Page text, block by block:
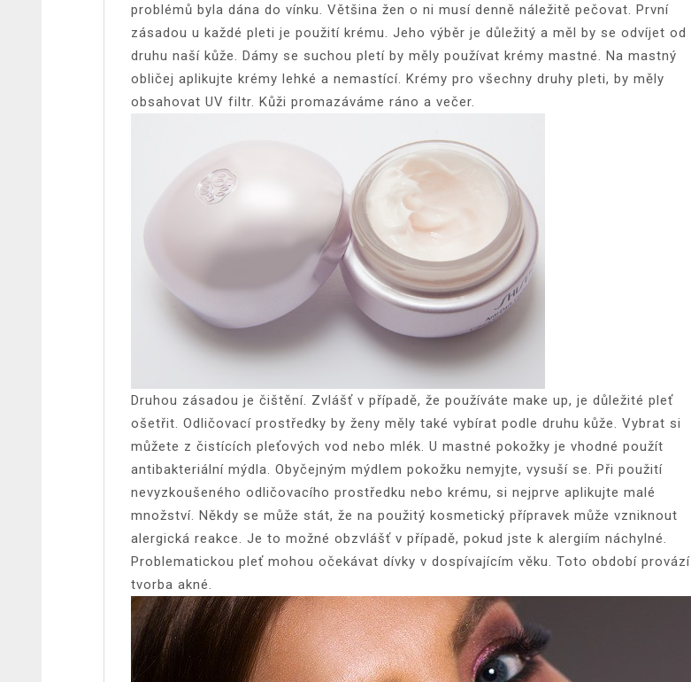
problémů byla dána do vínku. Většina žen o ni musí denně náležitě pečovat. První
zásadou u každé pleti je použití krému. Jeho výběr je důležitý a měl by se odvíjet od
druhu naší kůže. Dámy se suchou pletí by měly používat krémy mastné. Na mastný
obličej aplikujte krémy lehké a nemastící. Krémy pro všechny druhy pleti, by měly
obsahovat UV filtr. Kůži promazáváme ráno a večer.
Druhou zásadou je čištění. Zvlášť v případě, že používáte make up, je důležité pleť
ošetřit. Odličovací prostředky by ženy měly také vybírat podle druhu kůže. Vybrat si
můžete z čistících pleťových vod nebo mlék. U mastné pokožky je vhodné použít
antibakteriální mýdla. Obyčejným mýdlem pokožku nemyjte, vysuší se. Při použití
nevyzkoušeného odličovacího prostředku nebo krému, si nejprve aplikujte malé
množství. Někdy se může stát, že na použitý kosmetický přípravek může vzniknout
alergická reakce. Je to možné obzvlášť v případě, pokud jste k alergiím náchylné.
Problematickou pleť mohou očekávat dívky v dospívajícím věku. Toto období provází
tvorba akné.